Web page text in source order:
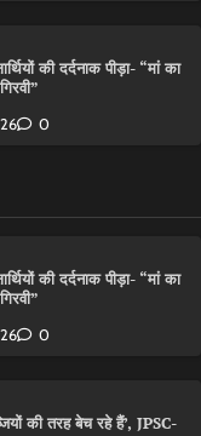
की दर्दनाक पीड़ा- “मां का
0
की दर्दनाक पीड़ा- “मां का
0
की तरह बेच रहे हैं’, JPSC-